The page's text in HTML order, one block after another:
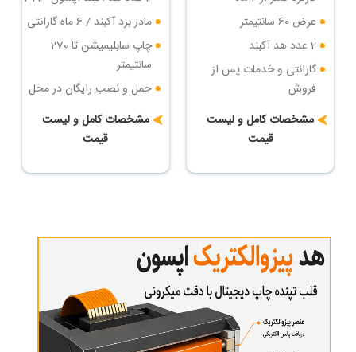
مادر برد آکبند / 6 ماه گارانتی
چاپ سابلیمیشن تا 270
سانتیمتر
حمل و نصب رایگان در محل
شرایط پرداخت اقساطی
مشخصات کامل و لیست
قیمت
عرض 60 سانتیمتر
2 عدد هد آکبند
گارانتی و خدمات پس از
فروش
حمل و نصب رایگان
مشخصات کامل و لیست
قیمت